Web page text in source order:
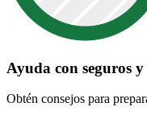
Ayuda con seguros
Obtén consejos para